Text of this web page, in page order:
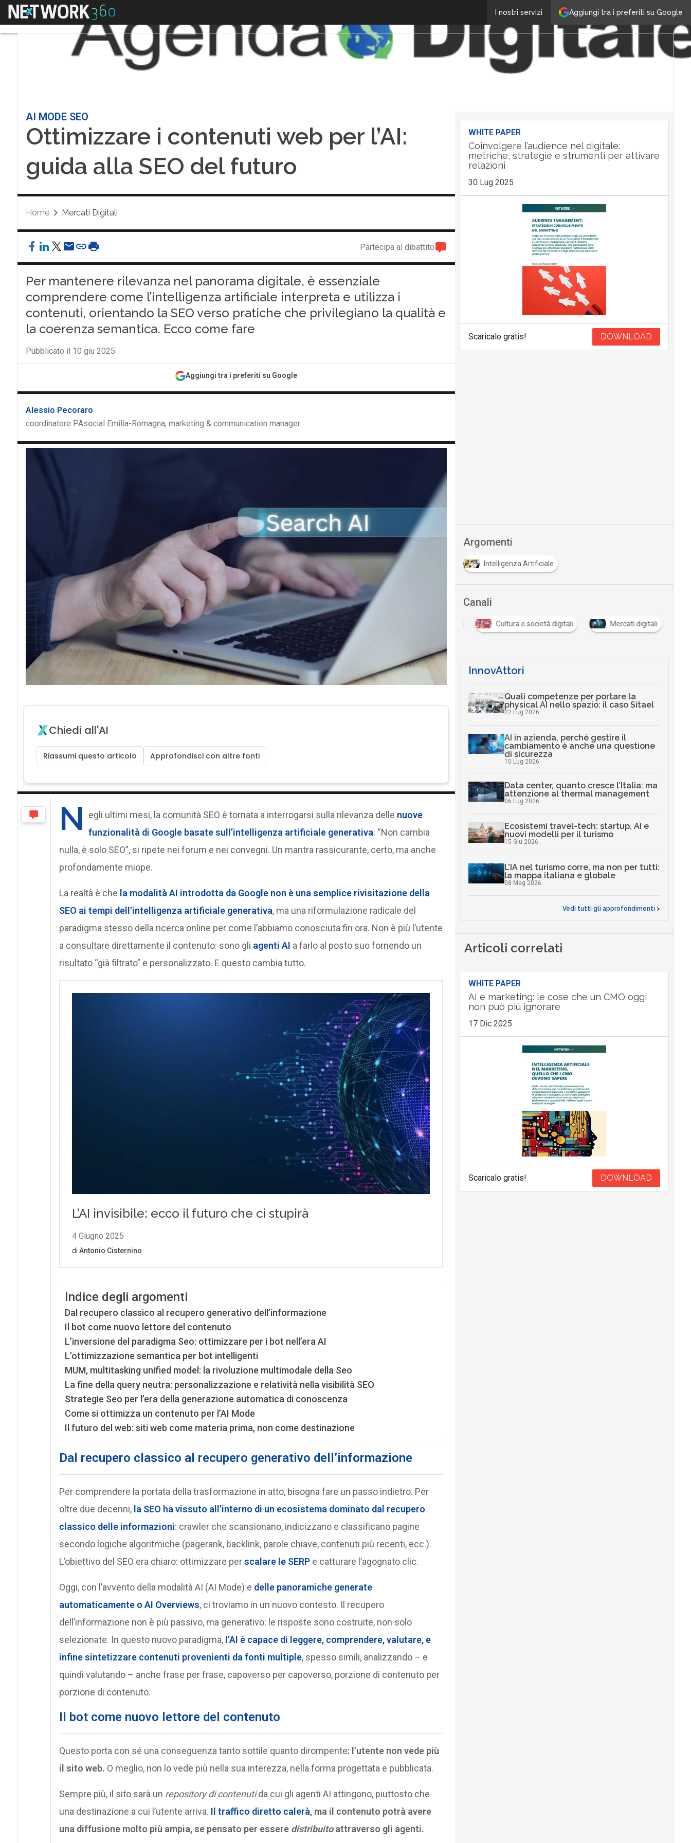
Aggiungi tra i preferiti su Google
I nostri servizi
Menu
AI MODE SEO
Ottimizzare i contenuti web per l’AI:
guida alla SEO del futuro
Home Mercati Digitali
Partecipa al dibattito
Per mantenere rilevanza nel panorama digitale, è essenziale
comprendere come l’intelligenza artificiale interpreta e utilizza i
contenuti, orientando la SEO verso pratiche che privilegiano la qualità e
la coerenza semantica. Ecco come fare
Pubblicato il 10 giu 2025
Aggiungi tra i preferiti su Google
Alessio Pecoraro
coordinatore PAsocial Emilia-Romagna, marketing & communication manager
Chiedi all'AI
Riassumi questo articolo Approfondisci con altre fonti
N egli ultimi mesi, la comunità SEO è tornata a interrogarsi sulla rilevanza delle nuove
funzionalità di Google basate sull’intelligenza artificiale generativa. “Non cambia
nulla, è solo SEO”, si ripete nei forum e nei convegni. Un mantra rassicurante, certo, ma anche
profondamente miope.
La realtà è che la modalità AI introdotta da Google non è una semplice rivisitazione della
SEO ai tempi dell’intelligenza artificiale generativa, ma una riformulazione radicale del
paradigma stesso della ricerca online per come l’abbiamo conosciuta fin ora. Non è più l’utente
a consultare direttamente il contenuto: sono gli agenti AI a farlo al posto suo fornendo un
risultato “già filtrato” e personalizzato. E questo cambia tutto.
Indice degli argomenti
Dal recupero classico al recupero generativo dell’informazione
Il bot come nuovo lettore del contenuto
L’inversione del paradigma Seo: ottimizzare per i bot nell’era AI
L’ottimizzazione semantica per bot intelligenti
MUM, multitasking unified model: la rivoluzione multimodale della Seo
La fine della query neutra: personalizzazione e relatività nella visibilità SEO
Strategie Seo per l’era della generazione automatica di conoscenza
Come si ottimizza un contenuto per l’AI Mode
Il futuro del web: siti web come materia prima, non come destinazione
Dal recupero classico al recupero generativo dell’informazione
Per comprendere la portata della trasformazione in atto, bisogna fare un passo indietro. Per
oltre due decenni, la SEO ha vissuto all’interno di un ecosistema dominato dal recupero
classico delle informazioni: crawler che scansionano, indicizzano e classificano pagine
secondo logiche algoritmiche (pagerank, backlink, parole chiave, contenuti più recenti, ecc.).
L’obiettivo del SEO era chiaro: ottimizzare perscalare le SERP e catturare l’agognato clic.
Oggi, con l’avvento della modalità AI (AI Mode) e delle panoramiche generate
automaticamente o AI Overviews, ci troviamo in un nuovo contesto. Il recupero
dell’informazione non è più passivo, ma generativo: le risposte sono costruite, non solo
selezionate. In questo nuovo paradigma, l’AI è capace di leggere, comprendere, valutare, e
infine sintetizzare contenuti provenienti da fonti multiple, spesso simili, analizzando – e
quindi valutando – anche frase per frase, capoverso per capoverso, porzione di contenuto per
porzione di contenuto.
Il bot come nuovo lettore del contenuto
Questo porta con sé una conseguenza tanto sottile quanto dirompente: l’utente non vede più
il sito web. O meglio, non lo vede più nella sua interezza, nella forma progettata e pubblicata.
Sempre più, il sito sarà un repository di contenutida cui gli agenti AI attingono, piuttosto che
una destinazione a cui l’utente arriva. Il traffico diretto calerà, ma il contenuto potrà avere
una diffusione molto più ampia, se pensato per essere distribuitoattraverso gli agenti.
WHITE PAPER
Coinvolgere l’audience nel digitale:
metriche, strategie e strumenti per attivare
relazioni
30 Lug 2025
Scaricalo gratis! DOWNLOAD
Argomenti
Intelligenza Artificiale
Canali
Cultura e società digitali Mercati digitali
InnovAttori
Quali competenze per portare la
physical AI nello spazio: il caso Sitael
22 Lug 2026
AI in azienda, perché gestire il
cambiamento è anche una questione
di sicurezza
10 Lug 2026
Data center, quanto cresce l’Italia: ma
attenzione al thermal management
06 Lug 2026
Ecosistemi travel-tech: startup, AI e
nuovi modelli per il turismo
15 Giu 2026
L’IA nel turismo corre, ma non per tutti:
la mappa italiana e globale
08 Mag 2026
Vedi tutti gli approfondimenti >
Articoli correlati
WHITE PAPER
AI e marketing: le cose che un CMO oggi
non può più ignorare
17 Dic 2025
Scaricalo gratis! DOWNLOAD